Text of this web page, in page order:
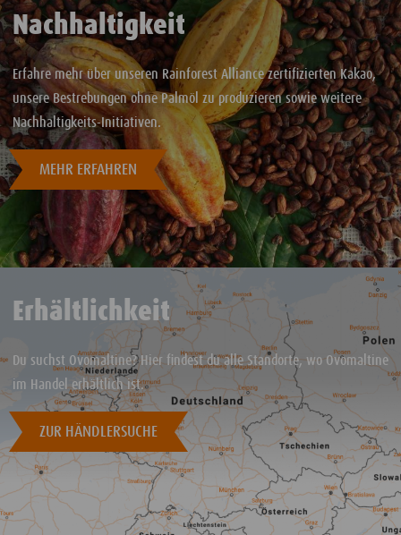
Nachhaltigkeit
Erfahre mehr über unseren Rainforest Alliance zertifizierten Kakao,
unsere Bestrebungen ohne Palmöl zu produzieren sowie weitere
Nachhaltigkeits-Initiativen.
MEHR ERFAHREN
Erhältlichkeit
Du suchst Ovomaltine? Hier findest du alle Standorte, wo Ovomaltine
im Handel erhältlich ist.
ZUR HÄNDLERSUCHE